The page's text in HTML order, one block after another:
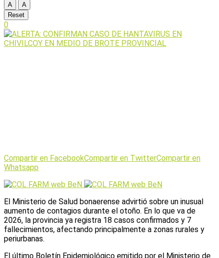
A
A
Reset
0
Compartir en FacebookCompartir en TwitterCompartir en
Whatsapp
El Ministerio de Salud bonaerense advirtió sobre un inusual
aumento de contagios durante el otoño. En lo que va de
2026, la provincia ya registra 18 casos confirmados y 7
fallecimientos, afectando principalmente a zonas rurales y
periurbanas.
El último Boletín Epidemiológico emitido por el Ministerio de